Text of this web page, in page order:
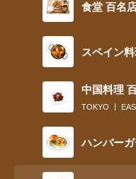
食堂 百名
スペイン
中国料理
TOKYO
ハンバー